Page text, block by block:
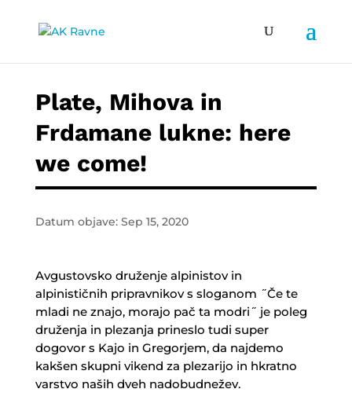
Plate, Mihova in
Frdamane lukne: here
we come!
Datum objave: Sep 15, 2020
Avgustovsko druženje alpinistov in
alpinističnih pripravnikov s sloganom ˝Če te
mladi ne znajo, morajo pač ta modri˝ je poleg
druženja in plezanja prineslo tudi super
dogovor s Kajo in Gregorjem, da najdemo
kakšen skupni vikend za plezarijo in hkratno
varstvo naših dveh nadobudnežev.